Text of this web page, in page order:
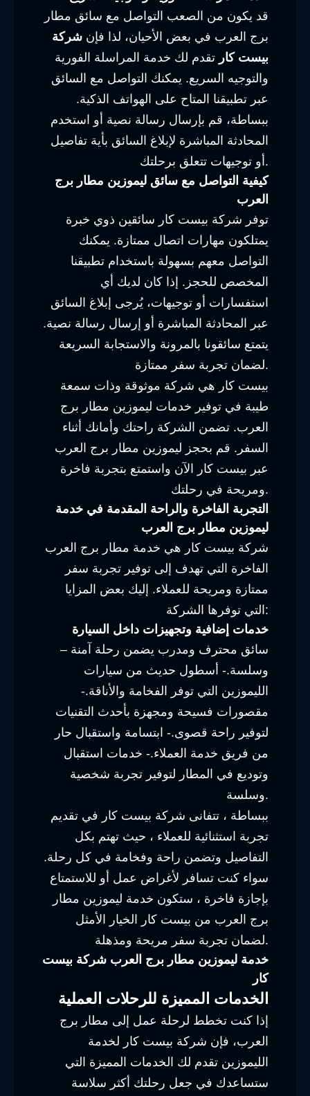
قد يكون من الصعب التواصل مع سائق مطار
برج العرب في بعض الأحيان، لذا فإن شركة
بيست كار تقدم لك خدمة المراسلة الفورية
والتوجيه السريع. يمكنك التواصل مع السائق
عبر تطبيقنا المتاح على الهواتف الذكية.
ببساطة، قم بإرسال رسالة نصية أو استخدم
المحادثة المباشرة لإبلاغ السائق بأية تفاصيل
أو توجيهات تتعلق برحلتك.
كيفية التواصل مع سائق ليموزين مطار برج
العرب
توفر شركة بيست كار سائقين ذوي خبرة
يمتلكون مهارات اتصال ممتازة. يمكنك
التواصل معهم بسهولة باستخدام تطبيقنا
المخصص للحجز. إذا كان لديك أي
استفسارات أو توجيهات، يُرجى إبلاغ السائق
عبر المحادثة المباشرة أو إرسال رسالة نصية.
يتمتع سائقونا بالمرونة والاستجابة السريعة
لضمان تجربة سفر ممتازة.
بيست كار هي شركة موثوقة وذات سمعة
طيبة في توفير خدمات ليموزين مطار برج
العرب. تضمن الشركة راحتك وأمانك أثناء
السفر. قم بحجز ليموزين مطار برج العرب
عبر بيست كار الآن واستمتع بتجربة فاخرة
ومريحة في رحلتك.
التجربة الفاخرة والراحة المقدمة في خدمة
ليموزين مطار برج العرب
شركة بيست كار هي خدمة مطار برج العرب
الفاخرة التي تهدف إلى توفير تجربة سفر
ممتازة ومريحة للعملاء. إليك بعض المزايا
التي توفرها الشركة:
خدمات إضافية وتجهيزات داخل السيارة
– سائق محترف ومدرب يضمن رحلة آمنة
وسلسة.- أسطول حديث من سيارات
الليموزين التي توفر الفخامة والأناقة.-
مقصورات فسيحة ومجهزة بأحدث التقنيات
لتوفير راحة قصوى.- ابتسامة واستقبال حار
من فريق خدمة العملاء.- خدمات استقبال
وتوديع في المطار لتوفير تجربة شخصية
وسلسة.
ببساطة ، تتفانى شركة بيست كار في تقديم
تجربة استثنائية للعملاء ، حيث تهتم بكل
التفاصيل وتضمن راحة وفخامة في كل رحلة.
سواء كنت تسافر لأغراض عمل أو للاستمتاع
بإجازة فاخرة ، ستكون خدمة ليموزين مطار
برج العرب من بيست كار الخيار الأمثل
لضمان تجربة سفر مريحة ومذهلة.
خدمة ليموزين مطار برج العرب شركة بيست
كار
الخدمات المميزة للرحلات العملية
إذا كنت تخطط لرحلة عمل إلى مطار برج
العرب، فإن شركة بيست كار لخدمة
الليموزين تقدم لك الخدمات المميزة التي
ستساعدك في جعل رحلتك أكثر سلاسة